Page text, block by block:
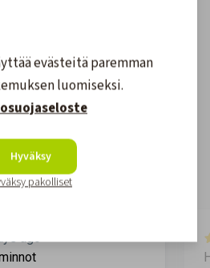
kokemuksia
4.61611arvostelut
arvostelu
ago
evästeitä paremman
luomiseksi.
Hyväksy
pakolliset